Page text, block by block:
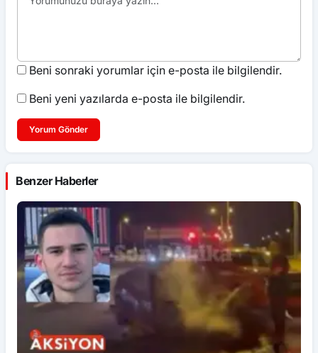
Beni sonraki yorumlar için e-posta ile bilgilendir.
Beni yeni yazılarda e-posta ile bilgilendir.
Yorum Gönder
Benzer Haberler